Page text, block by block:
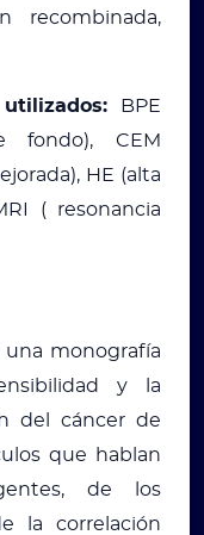
recombinada,
BPE
fondo), CEM
HE (alta
( resonancia
una monografía
y la
del cáncer de
que hablan
de los
la correlación